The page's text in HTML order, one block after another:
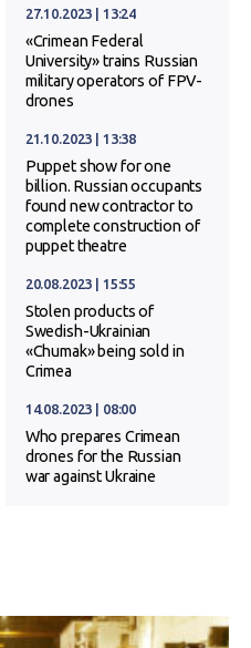
27.10.2023 | 13:24
«Crimean Federal
University» trains Russian
military operators of FPV-
drones
21.10.2023 | 13:38
Puppet show for one
billion. Russian occupants
found new contractor to
complete construction of
puppet theatre
20.08.2023 | 15:55
Stolen products of
Swedish-Ukrainian
«Chumak» being sold in
Crimea
14.08.2023 | 08:00
Who prepares Crimean
drones for the Russian
war against Ukraine